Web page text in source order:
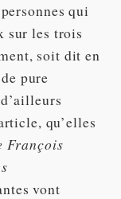
qui
sur les trois
soit dit en
pure
qu’elles
François
vont